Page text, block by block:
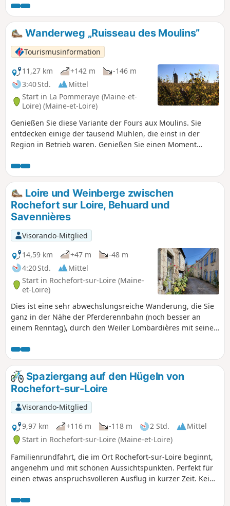
Jahrhundert zum größten Hafen der Loire
gemacht haben. Sie werden auch einige der
tausend Mühlen entdecken, die in dieser
Region standen. Genießen Sie einen
Moment inmitten der Natur, während Sie
durch Weinberge und über kleine Pfade
wandern. Wanderweg in den Gemeinden
Montjean-sur-Loire und La Pommeraye.
Wanderweg „Ruisseau des Moulins”
Tourismusinformation
11,27 km
+142 m
-146 m
3:40 Std.
Mittel
Start in La Pommeraye (Maine-et-
Loire) (Maine-et-Loire)
Genießen Sie diese Variante der Fours aux Moulins. Sie
entdecken einige der tausend Mühlen, die einst in der
Region in Betrieb waren. Genießen Sie einen Moment
Weinberge und über kleine Pfade wandern.Wanderweg
zwischen Montjean-sur-Loire und La Pommeraye.
Loire und Weinberge zwischen
Rochefort sur Loire, Behuard und
Savennières
Visorando-Mitglied
14,59 km
+47 m
-48 m
4:20 Std.
Mittel
Start in Rochefort-sur-Loire (Maine-
et-Loire)
Dies ist eine sehr abwechslungsreiche Wanderung, die Sie
ganz in der Nähe der Pferderennbahn (noch besser an
einem Renntag), durch den Weiler Lombardières mit seinen
charmante Dorf Savennières mit seinen Weinbergen auf
den Hügeln und schließlich durch Béhuard, ein sehr
hübsches kleines Dorf mit seiner kleinen Kirche, die an den
Felsen geschmiegt ist, führt. Einige Abschnitte sind auf
dem Hinweg und auf dem Rückweg identisch, was jedoch
durch die Überquerung von Wasserläufen und
Eisenbahnschienen bedingt ist.
Spaziergang auf den Hügeln von
Rochefort-sur-Loire
Visorando-Mitglied
9,97 km
+116 m -118 m 2 Std.
Mittel
Start in Rochefort-sur-Loire (Maine-et-Loire)
Familienrundfahrt, die im Ort Rochefort-sur-Loire beginnt,
angenehm und mit schönen Aussichtspunkten. Perfekt für
einen etwas anspruchsvolleren Ausflug in kurzer Zeit. Keine
oder zwei Aufstiegen, die man zu Fuß bewältigen muss,